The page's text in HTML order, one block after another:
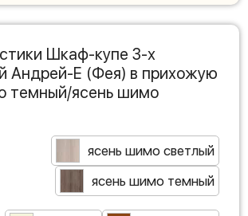
Шкаф-купе 3-х
Андрей-Е (Фея) в прихожую
темный/ясень шимо
ясень шимо светлый
ясень шимо темный